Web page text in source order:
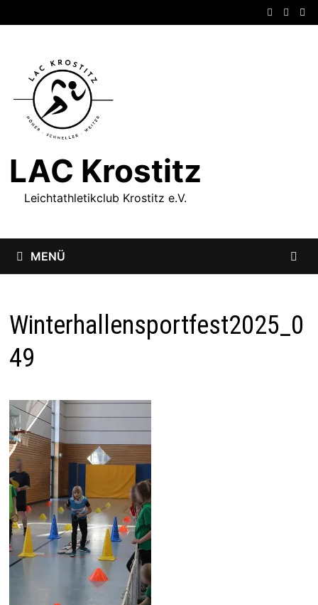
Inhalt
LAC Krostitz
Leichtathletikclub Krostitz e.V.
MENÜ
Winterhallensportfest2025_0
49